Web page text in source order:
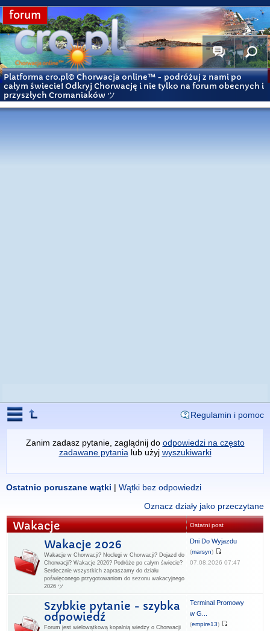
forum
Platforma cro.pl© Chorwacja online™ - podróżuj z nami po
całym świecie! Odkryj Chorwację i nie tylko na forum obecnych i
przyszłych Cromaniaków ツ
Regulamin i pomoc
Zanim zadasz pytanie, zaglądnij do odpowiedzi na często
zadawane pytania lub użyj wyszukiwarki
Ostatnio poruszane wątki | Wątki bez odpowiedzi
Oznacz działy jako przeczytane
Wakacje Ostatni post
Wakacje 2026
Wakacje w Chorwacji? Noclegi w Chorwacji? Dojazd do
Chorwacji? Wakacje 2026? Podróże po całym świecie?
Serdecznie wszystkich zapraszamy do działu
poświęconego przygotowaniom do sezonu wakacyjnego
2026 ツ
Dni Do Wyjazdu
(marsyn)
07.08.2026 07:47
Szybkie pytanie - szybka
odpowiedź
Forum jest wielowątkową kopalnią wiedzy o Chorwacji
Terminal Promowy
w G...
(empire13)